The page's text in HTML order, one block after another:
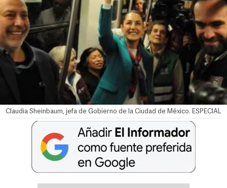
Claudia Sheinbaum, jefa de Gobierno de la Ciudad de México. ESPECIAL